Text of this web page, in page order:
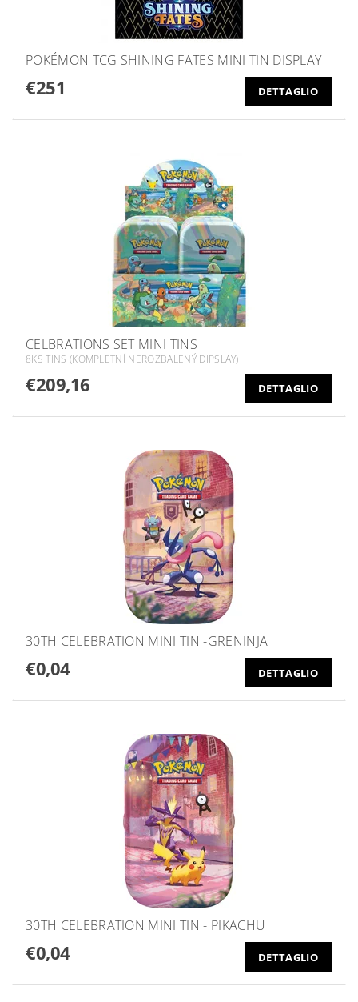
POKÉMON TCG SHINING FATES MINI TIN DISPLAY
€251 DETTAGLIO
CELBRATIONS SET MINI TINS
8KS TINS (KOMPLETNÍ NEROZBALENÝ DIPSLAY)
€209,16 DETTAGLIO
30TH CELEBRATION MINI TIN -GRENINJA
€0,04 DETTAGLIO
30TH CELEBRATION MINI TIN - PIKACHU
€0,04 DETTAGLIO